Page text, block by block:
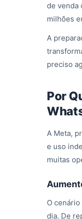
de venda
milhões
A
preciso
Por
A Meta,
e uso
muitas
O
dia. De